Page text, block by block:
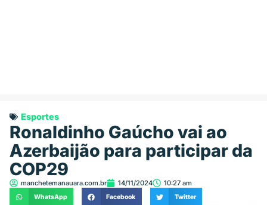
Esportes
Ronaldinho Gaúcho vai ao
Azerbaijão para participar da
COP29
manchetemanauara.com.br 14/11/2024 10:27 am
WhatsApp Facebook Twitter